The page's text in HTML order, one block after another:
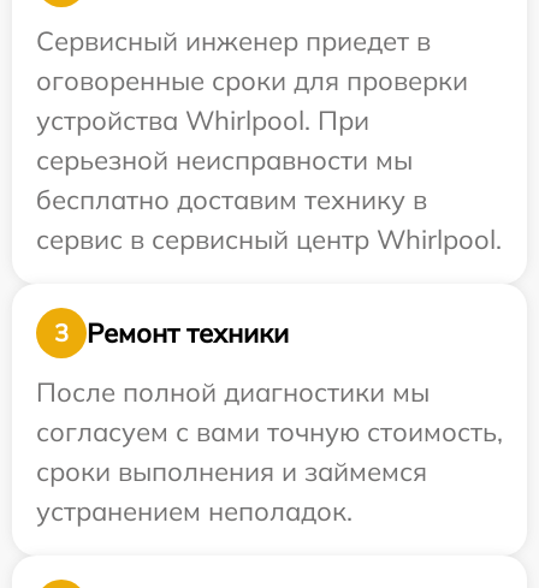
Сервисный инженер приедет в
оговоренные сроки для проверки
устройства Whirlpool. При
серьезной неисправности мы
бесплатно доставим технику в
сервис в сервисный центр Whirlpool.
3
Ремонт техники
После полной диагностики мы
согласуем с вами точную стоимость,
сроки выполнения и займемся
устранением неполадок.